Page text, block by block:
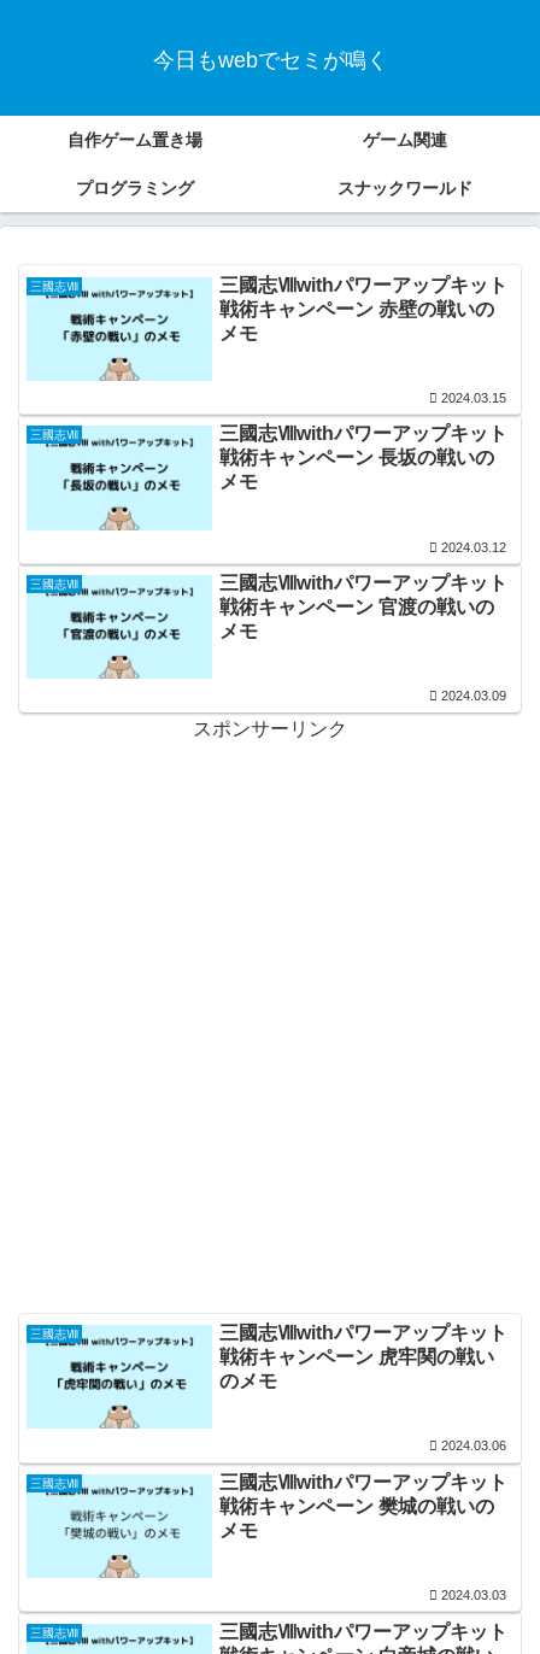
今日もwebでセミが鳴く
自作ゲーム置き場 ゲーム関連
プログラミング スナックワールド
三國志Ⅷ
三國志Ⅷwithパワーアップキット
戦術キャンペーン 赤壁の戦いの
メモ
2024.03.15
三國志Ⅷ
三國志Ⅷwithパワーアップキット
戦術キャンペーン 長坂の戦いの
メモ
2024.03.12
三國志Ⅷ
三國志Ⅷwithパワーアップキット
戦術キャンペーン 官渡の戦いの
メモ
2024.03.09
スポンサーリンク
三國志Ⅷ
三國志Ⅷwithパワーアップキット
戦術キャンペーン 虎牢関の戦い
のメモ
2024.03.06
三國志Ⅷ
三國志Ⅷwithパワーアップキット
戦術キャンペーン 樊城の戦いの
メモ
2024.03.03
三國志Ⅷ
三國志Ⅷwithパワーアップキット